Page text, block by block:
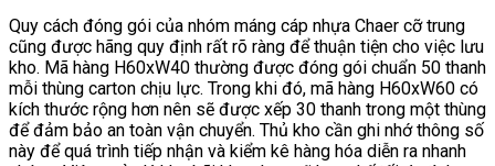
Quy cách đóng gói của nhóm máng cáp nhựa Chaer cỡ trung
cũng được hãng quy định rất rõ ràng để thuận tiện cho việc lưu
kho. Mã hàng H60xW40 thường được đóng gói chuẩn 50 thanh
mỗi thùng carton chịu lực. Trong khi đó, mã hàng H60xW60 có
kích thước rộng hơn nên sẽ được xếp 30 thanh trong một thùng
để đảm bảo an toàn vận chuyển. Thủ kho cần ghi nhớ thông số
này để quá trình tiếp nhận và kiểm kê hàng hóa diễn ra nhanh